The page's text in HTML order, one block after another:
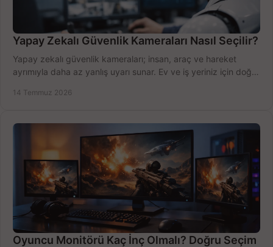
Yapay Zekalı Güvenlik Kameraları Nasıl Seçilir?
Yapay zekalı güvenlik kameraları; insan, araç ve hareket
ayrımıyla daha az yanlış uyarı sunar. Ev ve iş yeriniz için doğru
14 Temmuz 2026
Oyuncu Monitörü Kaç İnç Olmalı? Doğru Seçim